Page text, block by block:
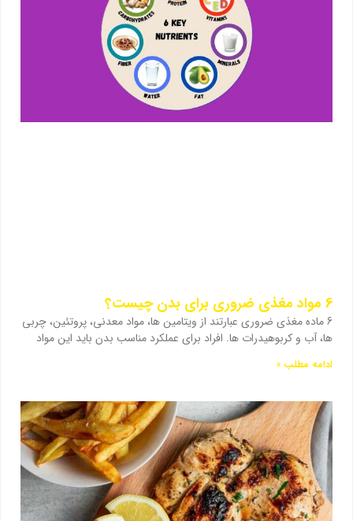
6 مواد مغذی ضروری برای بدن چیست؟
6 ماده مغذی ضروری عبارتند از ویتامین ها، مواد معدنی، پروتئین، چربی
ها، آب و کربوهیدرات ها. افراد برای عملکرد مناسب بدن باید این مواد
ادامه مطلب »